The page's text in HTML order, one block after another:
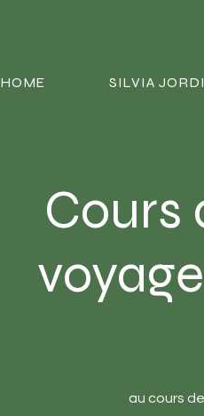
HOME SILVIA JORDI
Cours
au cours